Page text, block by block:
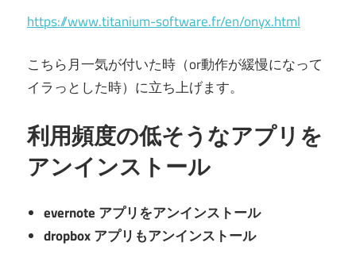
https://www.titanium-software.fr/en/onyx.html
こちら月一気が付いた時（or動作が緩慢になって
イラっとした時）に立ち上げます。
利用頻度の低そうなアプリを
アンインストール
evernote アプリをアンインストール
dropbox アプリもアンインストール